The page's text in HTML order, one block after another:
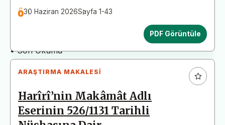
• Şekilsel ve Etik Ön İnceleme
• Son Okuma
30 Haziran 2026Sayfa 1-43
PDF Görüntüle
ARAŞTIRMA MAKALESI
Harîrî’nin Makâmât Adlı
Eserinin 526/1131 Tarihli